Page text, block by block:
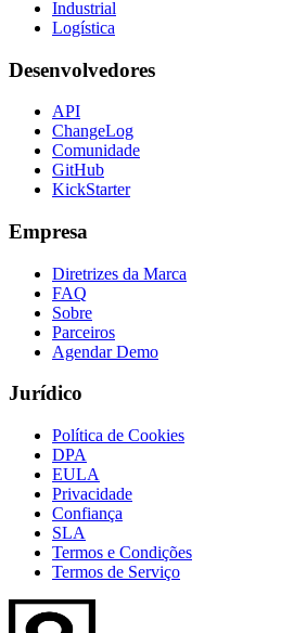
Industrial
Logística
Desenvolvedores
API
ChangeLog
Comunidade
GitHub
KickStarter
Empresa
Diretrizes da Marca
FAQ
Sobre
Parceiros
Agendar Demo
Jurídico
Política de Cookies
DPA
EULA
Privacidade
Confiança
SLA
Termos e Condições
Termos de Serviço